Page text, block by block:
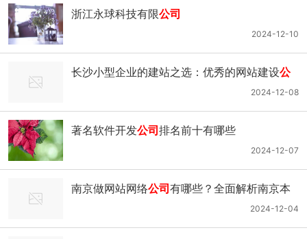
浙江永球科技有限公司
2024-12-10
长沙小型企业的建站之选：优秀的网站建设公
2024-12-08
著名软件开发公司排名前十有哪些
2024-12-07
南京做网站网络公司有哪些？全面解析南京本
2024-12-04